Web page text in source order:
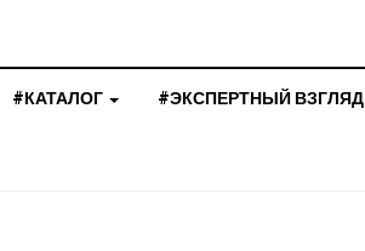
#КАТАЛОГ #ЭКСПЕРТНЫЙ ВЗГЛЯД